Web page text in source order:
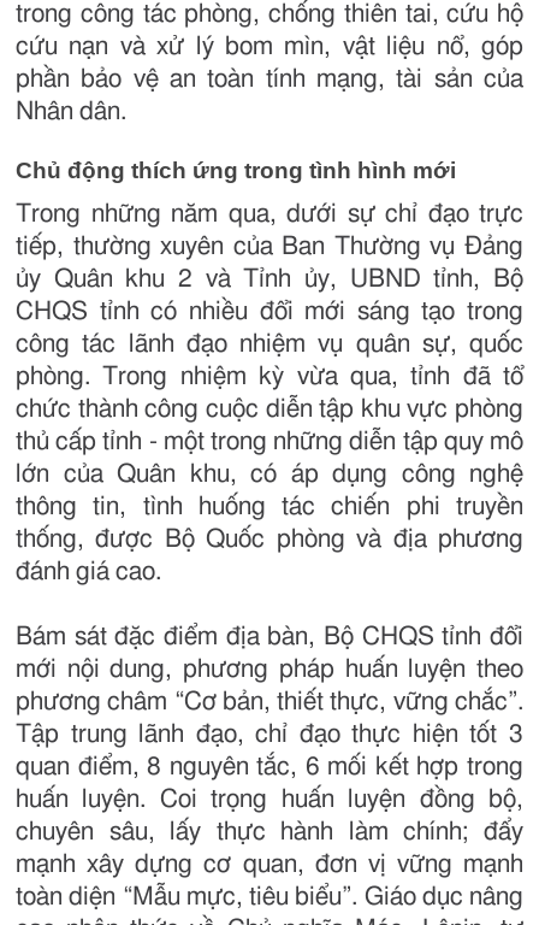
trong công tác phòng, chống thiên tai, cứu hộ
cứu nạn và xử lý bom mìn, vật liệu nổ, góp
phần bảo vệ an toàn tính mạng, tài sản của
Nhân dân.
Chủ động thích ứng trong tình hình mới
Trong những năm qua, dưới sự chỉ đạo trực
tiếp, thường xuyên của Ban Thường vụ Đảng
ủy Quân khu 2 và Tỉnh ủy, UBND tỉnh, Bộ
CHQS tỉnh có nhiều đổi mới sáng tạo trong
công tác lãnh đạo nhiệm vụ quân sự, quốc
phòng. Trong nhiệm kỳ vừa qua, tỉnh đã tổ
chức thành công cuộc diễn tập khu vực phòng
thủ cấp tỉnh - một trong những diễn tập quy mô
lớn của Quân khu, có áp dụng công nghệ
thông tin, tình huống tác chiến phi truyền
thống, được Bộ Quốc phòng và địa phương
đánh giá cao.
Bám sát đặc điểm địa bàn, Bộ CHQS tỉnh đổi
mới nội dung, phương pháp huấn luyện theo
phương châm “Cơ bản, thiết thực, vững chắc”.
Tập trung lãnh đạo, chỉ đạo thực hiện tốt 3
quan điểm, 8 nguyên tắc, 6 mối kết hợp trong
huấn luyện. Coi trọng huấn luyện đồng bộ,
chuyên sâu, lấy thực hành làm chính; đẩy
mạnh xây dựng cơ quan, đơn vị vững mạnh
toàn diện “Mẫu mực, tiêu biểu”. Giáo dục nâng